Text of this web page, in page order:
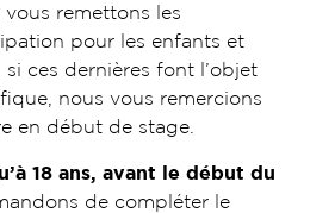
remettons les
pour les enfants et
si ces dernières font l’objet
nous vous remercions
en début de stage.
18 ans, avant le début du
de compléter le